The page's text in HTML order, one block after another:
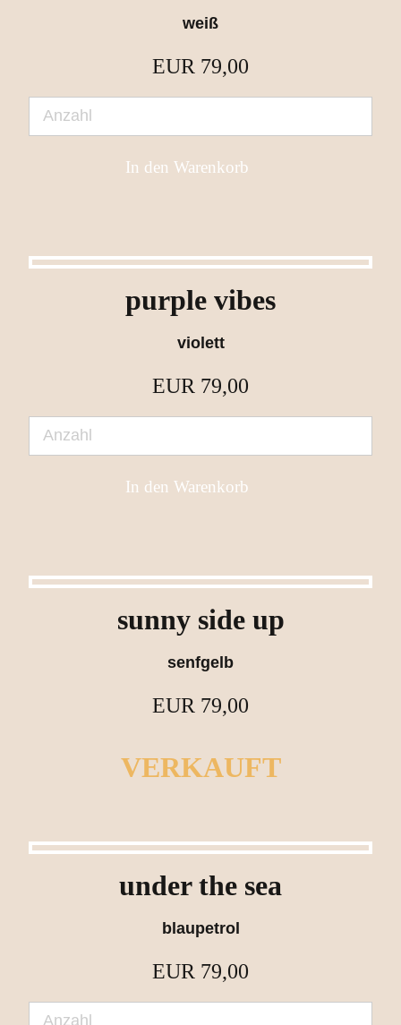
weiß
EUR 79,00
purple vibes
violett
EUR 79,00
sunny side up
senfgelb
EUR 79,00
VERKAUFT
under the sea
blaupetrol
EUR 79,00